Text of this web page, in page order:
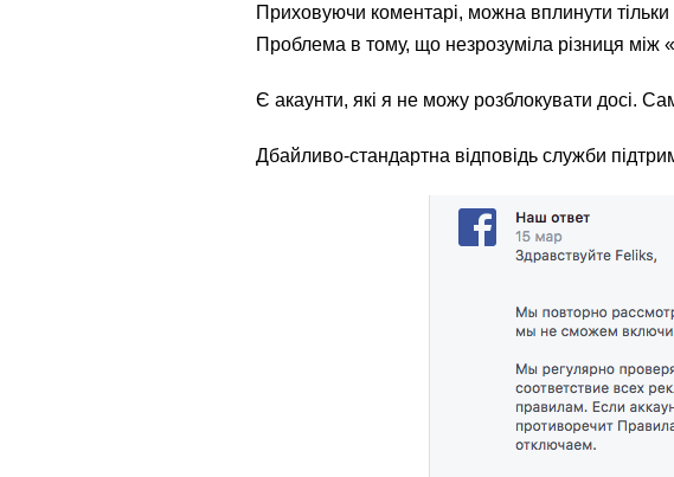
Приховуючи коментарі, можна вплинути
Проблема в тому, що незрозуміла різниця між
Є акаунти, які я не можу розблокувати досі.
Дбайливо-стандартна відповідь служби